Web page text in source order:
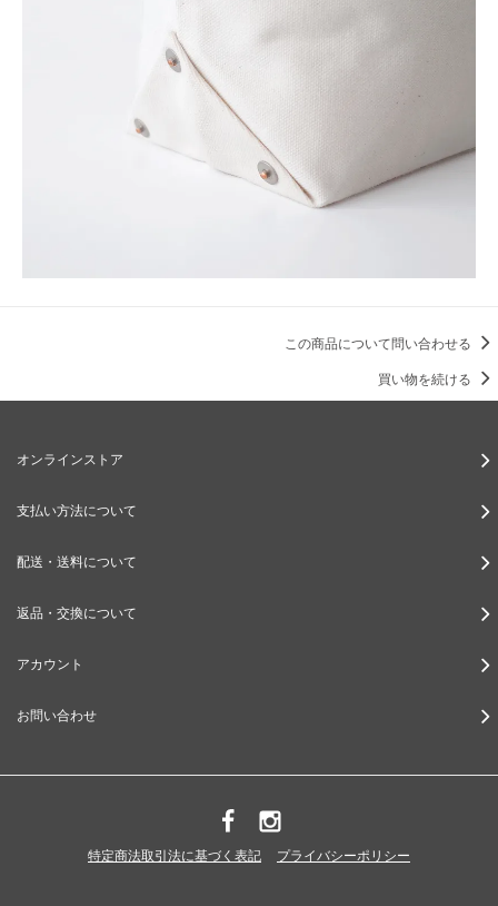
この商品について問い合わせる
買い物を続ける
オンラインストア
支払い方法について
配送・送料について
返品・交換について
アカウント
お問い合わせ
特定商法取引法に基づく表記 プライバシーポリシー